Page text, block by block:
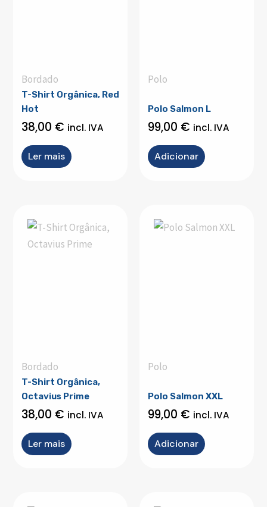
Bordado
T-Shirt Orgânica, Red
Hot
38,00 € incl. IVA
Ler mais
Polo
Polo Salmon L
99,00 € incl. IVA
Adicionar
Bordado
T-Shirt Orgânica,
Octavius Prime
38,00 € incl. IVA
Ler mais
Polo
Polo Salmon XXL
99,00 € incl. IVA
Adicionar